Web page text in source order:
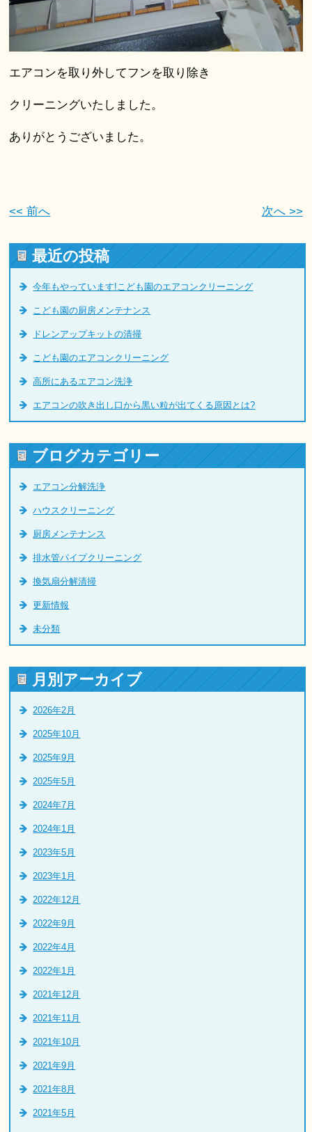
エアコンを取り外してフンを取り除き
クリーニングいたしました。
ありがとうございました。
<< 前へ 次へ >>
最近の投稿
今年もやっています!こども園のエアコンクリーニング
こども園の厨房メンテナンス
ドレンアップキットの清掃
こども園のエアコンクリーニング
高所にあるエアコン洗浄
エアコンの吹き出し口から黒い粒が出てくる原因とは?
ブログカテゴリー
エアコン分解洗浄
ハウスクリーニング
厨房メンテナンス
排水管パイプクリーニング
換気扇分解清掃
更新情報
未分類
月別アーカイブ
2026年2月
2025年10月
2025年9月
2025年5月
2024年7月
2024年1月
2023年5月
2023年1月
2022年12月
2022年9月
2022年4月
2022年1月
2021年12月
2021年11月
2021年10月
2021年9月
2021年8月
2021年5月